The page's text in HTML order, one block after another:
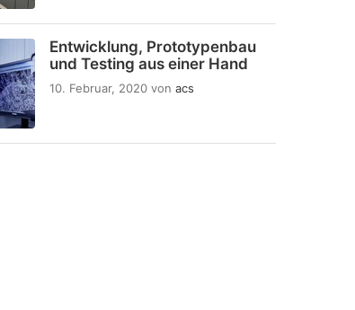
Entwicklung, Prototypenbau
und Testing aus einer Hand
10. Februar, 2020 von acs